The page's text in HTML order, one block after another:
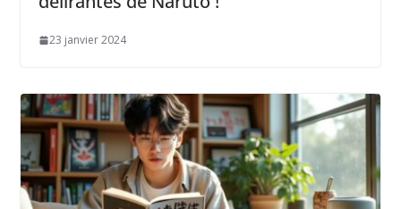
23 janvier 2024